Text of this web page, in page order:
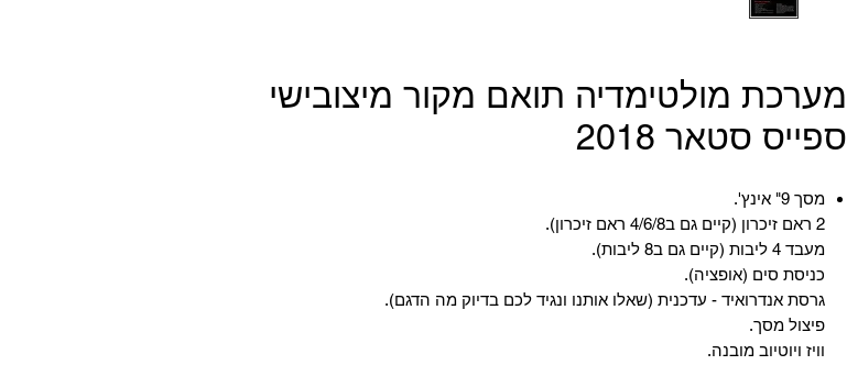
מערכת מולטימדיה תואם מקור מיצובישי
ספייס סטאר 2018
מסך 9" אינץ'.
2 ראם זיכרון (קיים גם ב4/6/8 ראם זיכרון).
מעבד 4 ליבות (קיים גם ב8 ליבות).
כניסת סים (אופציה).
גרסת אנדרואיד - עדכנית (שאלו אותנו ונגיד לכם בדיוק מה הדגם).
פיצול מסך.
וויז ויוטיוב מובנה.